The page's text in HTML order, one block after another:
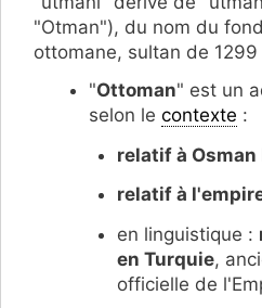
"Otman"), du nom du
ottomane, sultan de 1299
"Ottoman" est un
selon le contexte :
relatif à Osman
relatif à
en linguistique :
en Turquie,
officielle de